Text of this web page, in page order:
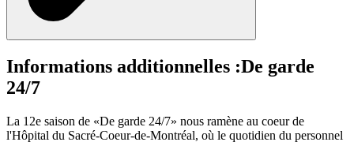
Informations additionnelles :De garde
24/7
La 12e saison de «De garde 24/7» nous ramène au coeur de
l'Hôpital du Sacré-Coeur-de-Montréal, où le quotidien du personnel